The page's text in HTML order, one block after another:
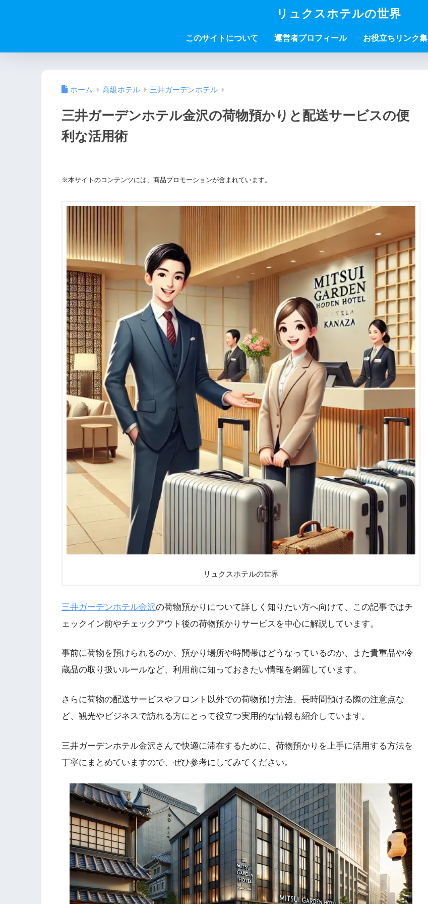
リュクスホテルの世界
このサイトについて 運営者プロフィール お役立ちリンク集
ホーム 高級ホテル 三井ガーデンホテル
三井ガーデンホテル金沢の荷物預かりと配送サービスの便
利な活用術
※本サイトのコンテンツには、商品プロモーションが含まれています。
リュクスホテルの世界
三井ガーデンホテル金沢の荷物預かりについて詳しく知りたい方へ向けて、この記事ではチ
ェックイン前やチェックアウト後の荷物預かりサービスを中心に解説しています。
事前に荷物を預けられるのか、預かり場所や時間帯はどうなっているのか、また貴重品や冷
蔵品の取り扱いルールなど、利用前に知っておきたい情報を網羅しています。
さらに荷物の配送サービスやフロント以外での荷物預け方法、長時間預ける際の注意点な
ど、観光やビジネスで訪れる方にとって役立つ実用的な情報も紹介しています。
三井ガーデンホテル金沢さんで快適に滞在するために、荷物預かりを上手に活用する方法を
丁寧にまとめていますので、ぜひ参考にしてみてください。